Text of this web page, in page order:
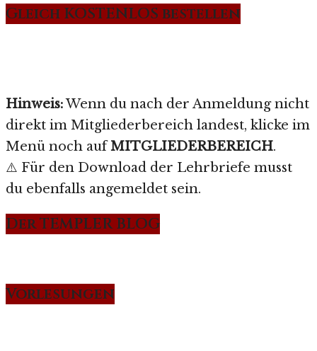
Gleich KOSTENLOS bestellen
Hinweis:Wenn du nach der Anmeldung nicht
direkt im Mitgliederbereich landest, klicke im
Menü noch aufMITGLIEDERBEREICH.
⚠️ Für den Download der Lehrbriefe musst
du ebenfalls angemeldet sein.
Der TEMPLER BLOG
Vorlesungen